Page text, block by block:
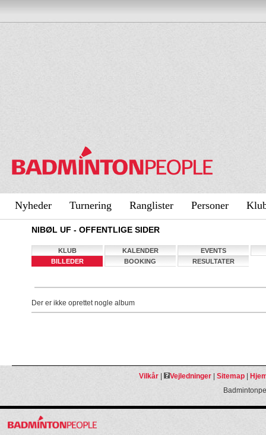
Nyheder Turnering Ranglister Personer
NIBØL UF - OFFENTLIGE SIDER
KLUB KALENDER
EVENTS
BILLEDER
BOOKING RESULTATER
Der er ikke oprettet nogle album
Vilkår| Vejledninger| Sitemap|